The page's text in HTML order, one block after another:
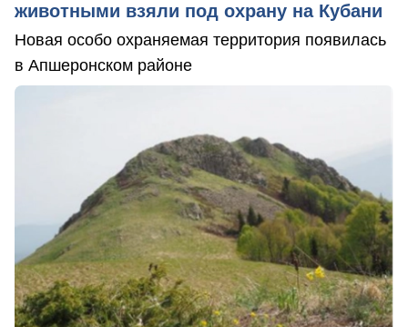
животными взяли под охрану на Кубани
Новая особо охраняемая территория появилась
в Апшеронском районе